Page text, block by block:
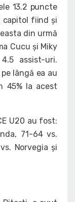
13.2 puncte
capitol fiind și
din urmă
Cucu și Miky
assist-uri.
lângă ea au
45% la acest
U20 au fost:
71-64 vs.
Norvegia și